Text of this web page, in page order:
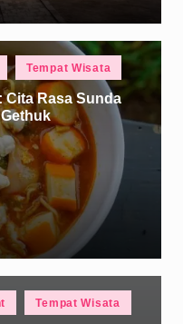
Tempat Wisata
Cita Rasa Sunda
Tempat Wisata